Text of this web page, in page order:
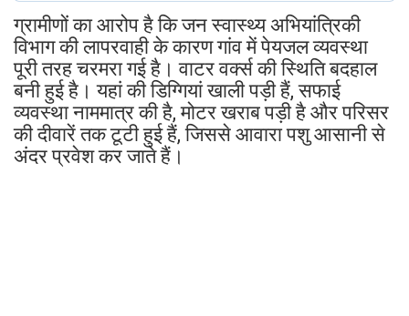
ग्रामीणों का आरोप है कि जन स्वास्थ्य अभियांत्रिकी
विभाग की लापरवाही के कारण गांव में पेयजल व्यवस्था
पूरी तरह चरमरा गई है। वाटर वर्क्स की स्थिति बदहाल
बनी हुई है। यहां की डिग्गियां खाली पड़ी हैं, सफाई
व्यवस्था नाममात्र की है, मोटर खराब पड़ी है और परिसर
की दीवारें तक टूटी हुई हैं, जिससे आवारा पशु आसानी से
अंदर प्रवेश कर जाते हैं।